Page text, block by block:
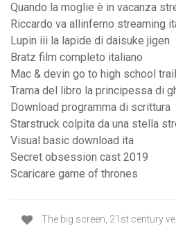
Quando la moglie è in vacanza
Riccardo va allinferno streaming
Lupin iii la lapide di daisuke jigen
Bratz film completo italiano
Mac & devin go to high school
Trama del libro la principessa di
Download programma di scrittura
Starstruck colpita da una stella
Visual basic download ita
Secret obsession cast 2019
Scaricare game of thrones
The big screen, 21st century